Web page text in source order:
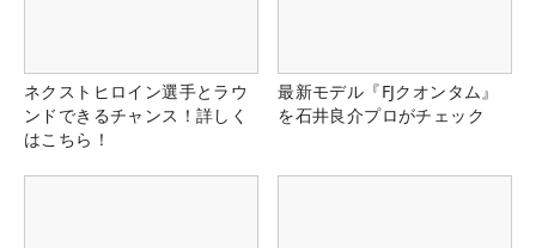
ネクストヒロイン選手とラウ
ンドできるチャンス！詳しく
はこちら！
最新モデル『FJクオンタム』
を石井良介プロがチェック